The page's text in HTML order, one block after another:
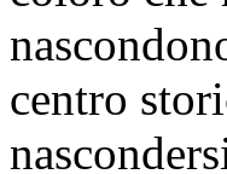
centro